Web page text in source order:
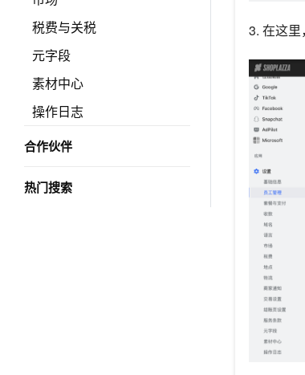
税费与关税
元字段
素材中心
操作日志
合作伙伴
热门搜索
3. 在这里